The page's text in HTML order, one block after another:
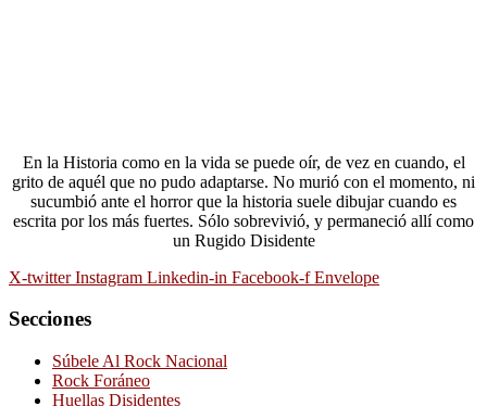
En la Historia como en la vida se puede oír, de vez en cuando, el
grito de aquél que no pudo adaptarse. No murió con el momento, ni
sucumbió ante el horror que la historia suele dibujar cuando es
escrita por los más fuertes. Sólo sobrevivió, y permaneció allí como
un Rugido Disidente
X-twitter Instagram Linkedin-in Facebook-f Envelope
Secciones
Súbele Al Rock Nacional
Rock Foráneo
Huellas Disidentes